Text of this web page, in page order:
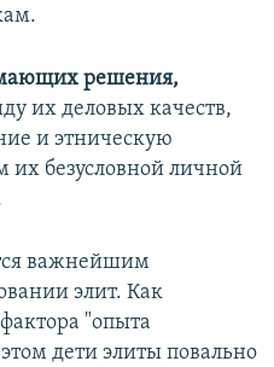
решения,
их деловых качеств,
и этническую
их безусловной личной
важнейшим
элит. Как
"опыта
дети элиты повально